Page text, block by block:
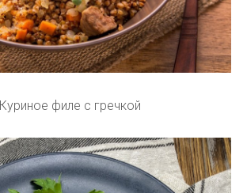
Куриное филе с гречкой